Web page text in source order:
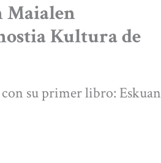
Maialen
Kultura de
su primer libro: Eskuan